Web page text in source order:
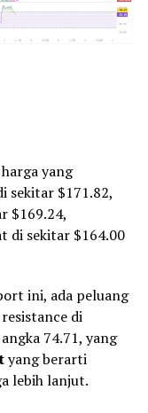
yang
sekitar $171.82,
$169.24,
di sekitar $164.00
ini, ada peluang
di
74.71, yang
yang berarti
lebih lanjut.